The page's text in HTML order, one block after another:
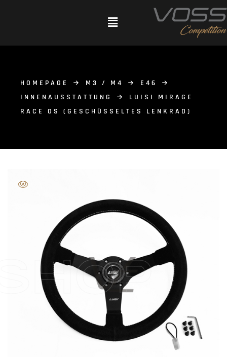
HOMEPAGE M3 / M4
E46
INNENAUSSTATTUNG
LUISI MIRAGE
RACE OS (GESCHÜSSELTES LENKRAD)